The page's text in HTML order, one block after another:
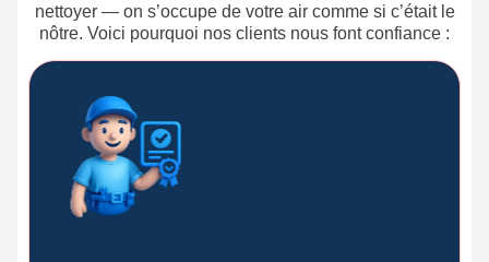
nettoyer — on s’occupe de votre air comme si c’était le
nôtre. Voici pourquoi nos clients nous font confiance :